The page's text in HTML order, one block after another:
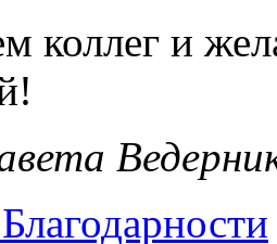
коллег и